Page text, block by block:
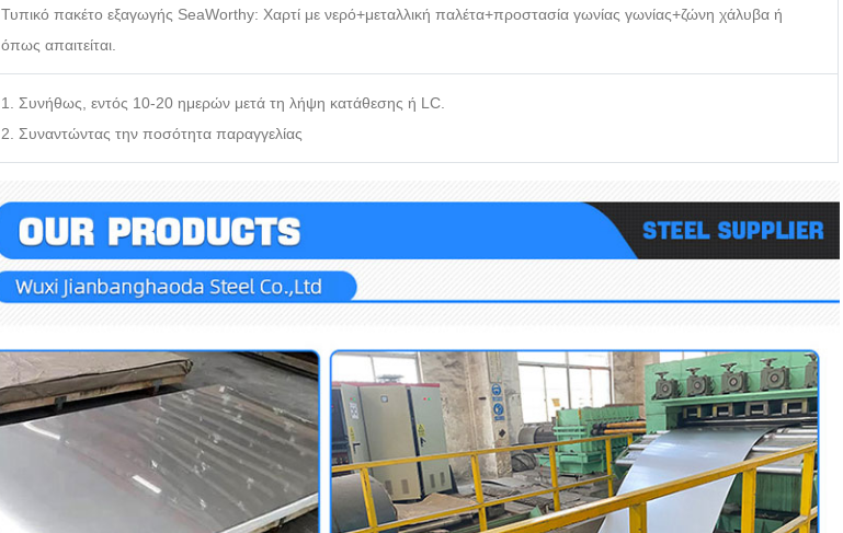
Τυπικό πακέτο εξαγωγής SeaWorthy: Χαρτί με νερό+μεταλλική παλέτα+προστασία γωνίας γωνίας+ζώνη χάλυβα ή
όπως απαιτείται.
1. Συνήθως, εντός 10-20 ημερών μετά τη λήψη κατάθεσης ή LC.
2. Συναντώντας την ποσότητα παραγγελίας